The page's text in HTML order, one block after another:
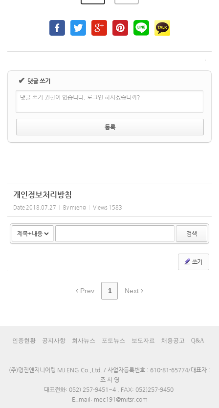
✔ 댓글 쓰기
댓글 쓰기 권한이 없습니다. 로그인 하시겠습니까?
개인정보처리방침
Date 2018.07.27 By mjeng Views 1583
검색
쓰기
Prev 1 Next
인증현황 공지사항 회사뉴스 포토뉴스 보도자료 채용공고 Q&A
(주)명진엔지니어링 MJ ENG Co.,Ltd. / 사업자등록번호 : 610-81-65774/대표자 :
조 시 영
대표전화: 052) 257-9451~4 , FAX: 052)257-9450
E_mail: mec191@mjtsr.com